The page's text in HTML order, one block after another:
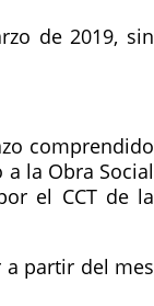
de 2019, sin
comprendido
la Obra Social
el CCT de la
partir del mes